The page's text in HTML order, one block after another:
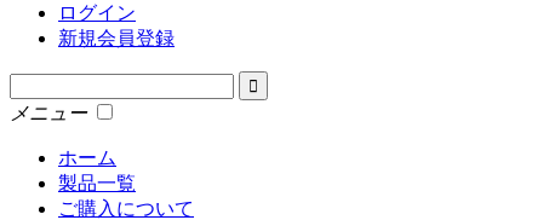
ログイン
新規会員登録
メニュー
ホーム
製品一覧
ご購入について